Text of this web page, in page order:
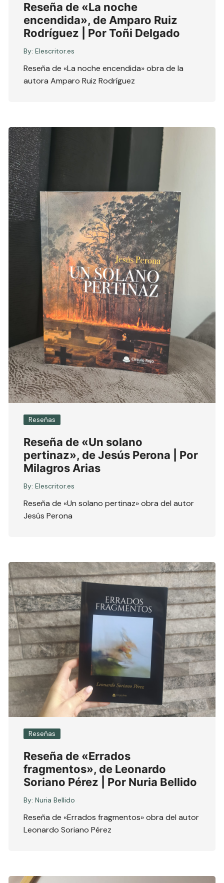
Reseña de «La noche
encendida», de Amparo Ruiz
Rodríguez | Por Toñi Delgado
By: Elescritor.es
Reseña de «La noche encendida» obra de la
autora Amparo Ruiz Rodríguez
Reseñas
Reseña de «Un solano
pertinaz», de Jesús Perona | Por
Milagros Arias
By: Elescritor.es
Reseña de «Un solano pertinaz» obra del autor
Jesús Perona
Reseñas
Reseña de «Errados
fragmentos», de Leonardo
Soriano Pérez | Por Nuria Bellido
By: Nuria Bellido
Reseña de «Errados fragmentos» obra del autor
Leonardo Soriano Pérez